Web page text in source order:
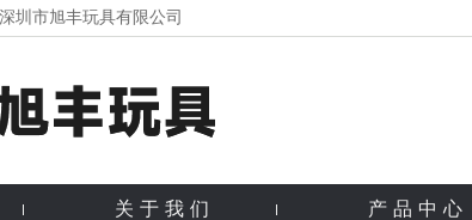
圳市旭丰玩具有限公司
关于我们 产品中心